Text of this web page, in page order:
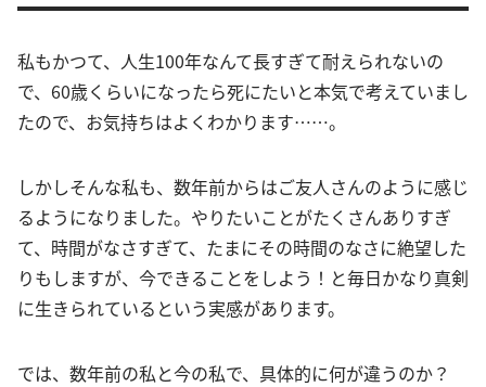
私もかつて、人生100年なんて長すぎて耐えられないの
で、60歳くらいになったら死にたいと本気で考えていまし
たので、お気持ちはよくわかります……。
しかしそんな私も、数年前からはご友人さんのように感じ
るようになりました。やりたいことがたくさんありすぎ
て、時間がなさすぎて、たまにその時間のなさに絶望した
りもしますが、今できることをしよう！と毎日かなり真剣
に生きられているという実感があります。
では、数年前の私と今の私で、具体的に何が違うのか？